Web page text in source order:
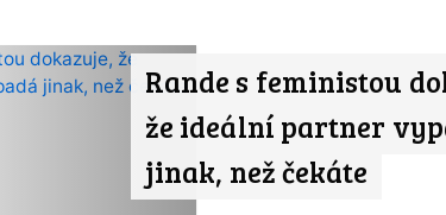
Rande s feministou
že ideální partner
jinak, než čekáte